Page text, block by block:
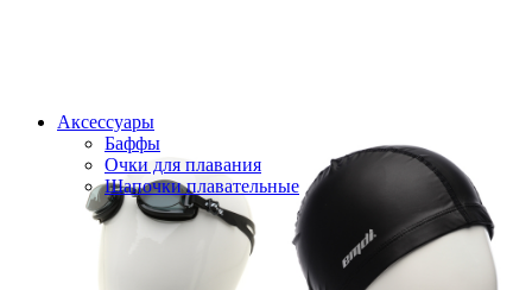
Аксессуары
Баффы
Очки для плавания
Шапочки плавательные